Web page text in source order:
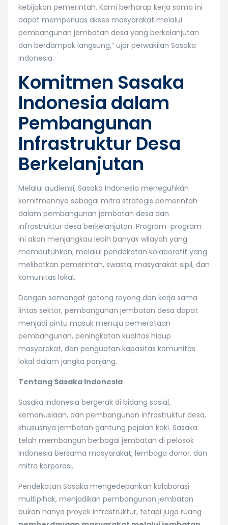
kebijakan pemerintah. Kami berharap kerja sama ini
dapat memperluas akses masyarakat melalui
pembangunan jembatan desa yang berkelanjutan
dan berdampak langsung,” ujar perwakilan Sasaka
Indonesia.
Komitmen Sasaka
Indonesia dalam
Pembangunan
Infrastruktur Desa
Berkelanjutan
Melalui audiensi, Sasaka Indonesia meneguhkan
komitmennya sebagai mitra strategis pemerintah
dalam pembangunan jembatan desa dan
infrastruktur desa berkelanjutan. Program-program
ini akan menjangkau lebih banyak wilayah yang
membutuhkan, melalui pendekatan kolaboratif yang
melibatkan pemerintah, swasta, masyarakat sipil, dan
komunitas lokal.
Dengan semangat gotong royong dan kerja sama
lintas sektor, pembangunan jembatan desa dapat
menjadi pintu masuk menuju pemerataan
pembangunan, peningkatan kualitas hidup
masyarakat, dan penguatan kapasitas komunitas
lokal dalam jangka panjang.
Tentang Sasaka Indonesia
Sasaka Indonesia bergerak di bidang sosial,
kemanusiaan, dan pembangunan infrastruktur desa,
khususnya jembatan gantung pejalan kaki. Sasaka
telah membangun berbagai jembatan di pelosok
Indonesia bersama masyarakat, lembaga donor, dan
mitra korporasi.
Pendekatan Sasaka mengedepankan kolaborasi
multipihak, menjadikan pembangunan jembatan
bukan hanya proyek infrastruktur, tetapi juga ruang